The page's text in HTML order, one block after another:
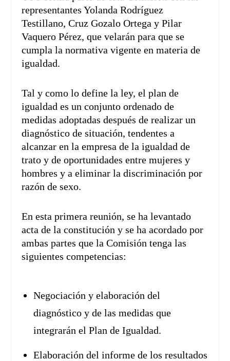
representantes Yolanda Rodríguez
Testillano, Cruz Gozalo Ortega y Pilar
Vaquero Pérez, que velarán para que se
cumpla la normativa vigente en materia de
igualdad.
Tal y como lo define la ley, el plan de
igualdad es un conjunto ordenado de
medidas adoptadas después de realizar un
diagnóstico de situación, tendentes a
alcanzar en la empresa de la igualdad de
trato y de oportunidades entre mujeres y
hombres y a eliminar la discriminación por
razón de sexo.
En esta primera reunión, se ha levantado
acta de la constitución y se ha acordado por
ambas partes que la Comisión tenga las
siguientes competencias:
Negociación y elaboración del
diagnóstico y de las medidas que
integrarán el Plan de Igualdad.
Elaboración del informe de los resultados